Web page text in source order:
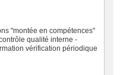
"montée en compétences"
qualité interne -
vérification périodique